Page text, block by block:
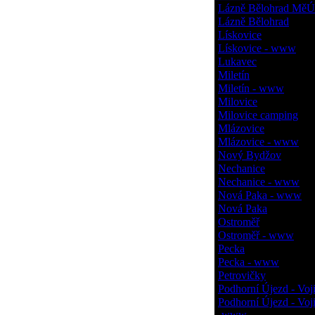
Lázně Bělohrad MěÚ
Lázně Bělohrad
Lískovice
Lískovice - www
Lukavec
Miletín
Miletín - www
Milovice
Milovice camping
Mlázovice
Mlázovice - www
Nový Bydžov
Nechanice
Nechanice - www
Nová Paka - www
Nová Paka
Ostroměř
Ostroměř - www
Pecka
Pecka - www
Petrovičky
Podhorní Újezd -
Podhorní Újezd -